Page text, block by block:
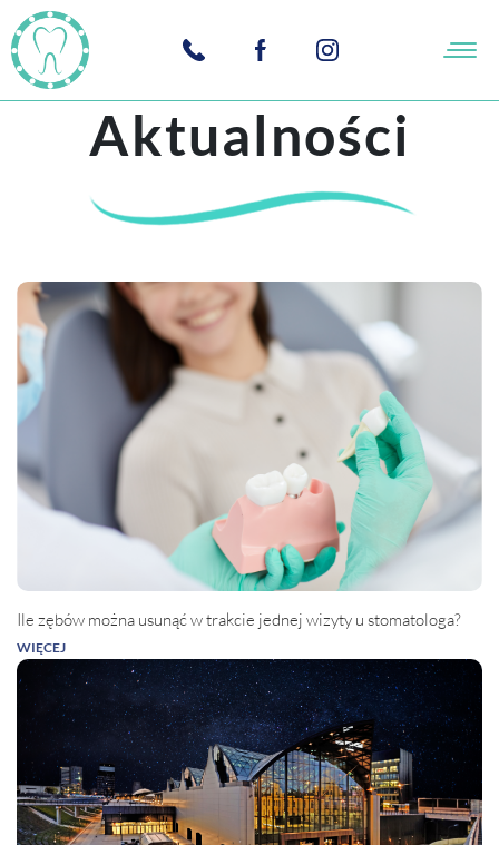
Aktualności
Ile zębów można usunąć w trakcie jednej wizyty u stomatologa?
WIĘCEJ